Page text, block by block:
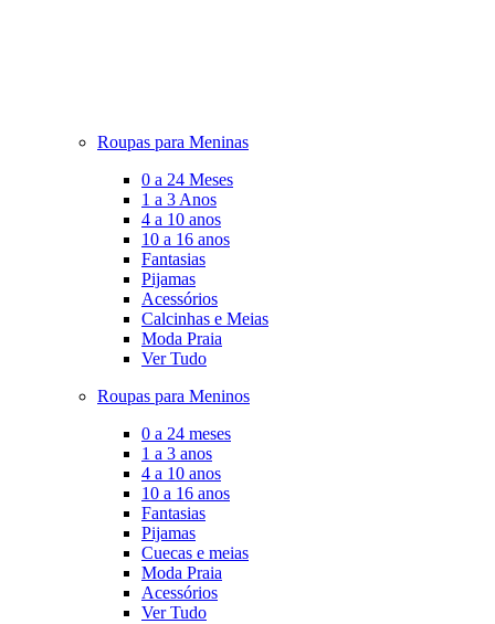
Roupas para Meninas
0 a 24 Meses
1 a 3 Anos
4 a 10 anos
10 a 16 anos
Fantasias
Pijamas
Acessórios
Calcinhas e Meias
Moda Praia
Ver Tudo
Roupas para Meninos
0 a 24 meses
1 a 3 anos
4 a 10 anos
10 a 16 anos
Fantasias
Pijamas
Cuecas e meias
Moda Praia
Acessórios
Ver Tudo